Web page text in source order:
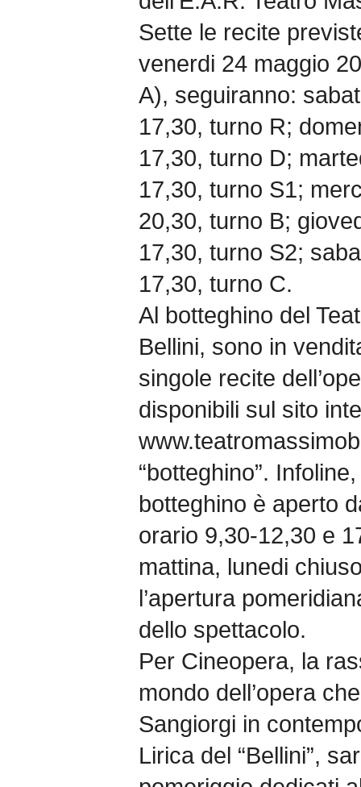
Sette le recite
venerdi 24 maggio
A), seguiranno:
17,30, turno R;
17,30, turno D;
17,30, turno S1;
20,30, turno B;
17,30, turno S2;
17,30, turno C.
Al botteghino del
Bellini, sono in
singole recite
disponibili sul sito
“botteghino”.
botteghino è aperto
orario 9,30-12,30 e
mattina, lunedi
l’apertura
dello spettacolo.
Per Cineopera, la
mondo dell’opera
Sangiorgi in
Lirica del “Bellini”,